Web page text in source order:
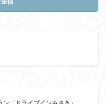
「ドライブインみさき」